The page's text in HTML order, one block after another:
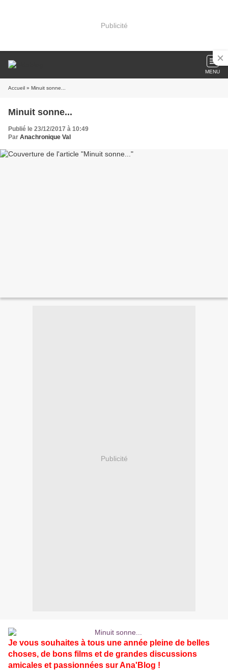
Publicité
MENU
Accueil » Minuit sonne...
Minuit sonne...
Publié le 23/12/2017 à 10:49
Par Anachronique Val
Publicité
Je vous souhaites à tous une année pleine de belles
choses, de bons films et de grandes discussions
amicales et passionnées sur Ana'Blog !